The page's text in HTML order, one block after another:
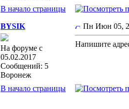
В начало страницы
BYSIK
На форуме с
05.02.2017
Сообщений: 5
Воронеж
Пн Июн 05,
Напишите
В начало страницы